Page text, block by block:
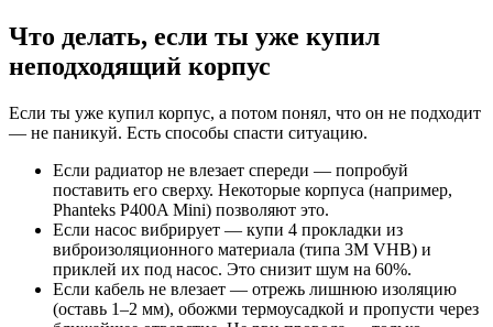
Что делать, если ты уже купил
неподходящий корпус
Если ты уже купил корпус, а потом понял, что он не подходит
— не паникуй. Есть способы спасти ситуацию.
Если радиатор не влезает спереди — попробуй
поставить его сверху. Некоторые корпуса (например,
Phanteks P400A Mini) позволяют это.
Если насос вибрирует — купи 4 прокладки из
виброизоляционного материала (типа 3M VHB) и
приклей их под насос. Это снизит шум на 60%.
Если кабель не влезает — отрежь лишнюю изоляцию
(оставь 1–2 мм), обожми термоусадкой и пропусти через